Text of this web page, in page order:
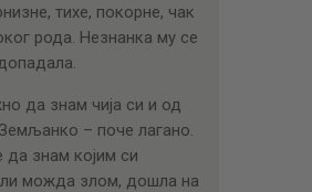
тихе, покорне, чак
рода. Незнанка му се
да знам чија си и од
– поче лагано.
да знам којим си
можда злом, дошла на